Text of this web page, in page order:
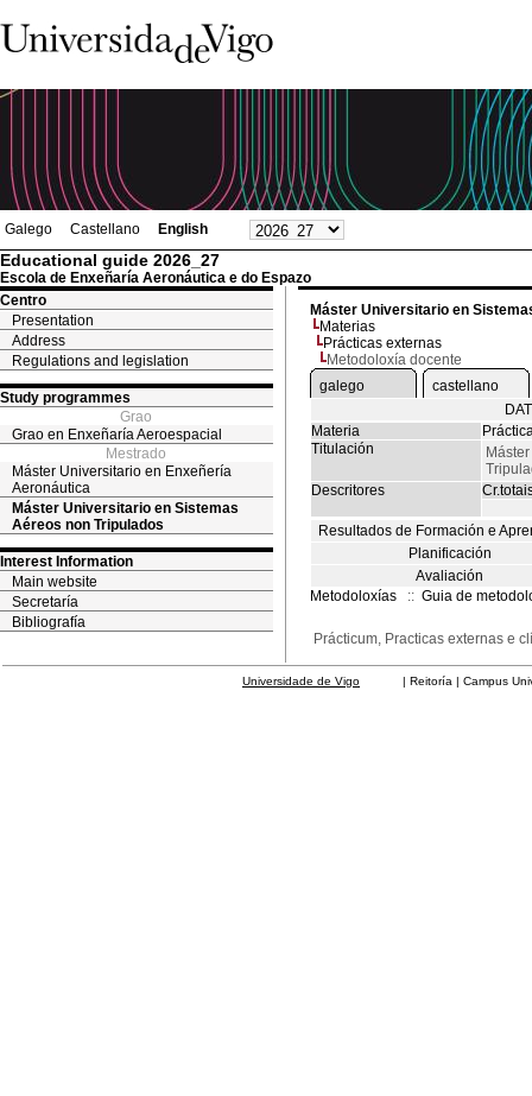
Galego Castellano English
Educational guide 2026_27
Escola de Enxeñaría Aeronáutica e do Espazo
Centro
Presentation
Address
Regulations and legislation
Study programmes
Grao
Grao en Enxeñaría Aeroespacial
Mestrado
Máster Universitario en Enxeñería
Aeronáutica
Máster Universitario en Sistemas
Aéreos non Tripulados
Interest Information
Main website
Secretaría
Bibliografía
Máster Universitario en
Materias
Prácticas externas
Metodoloxía docente
galego
castellano
Materia
Titulación
Descritores
Resultados de Formación e
Planificación
Avaliación
Metodoloxías
:: Guia de
Prácticum, Practicas externas e
Universidade de Vigo | Reitoría | Campus